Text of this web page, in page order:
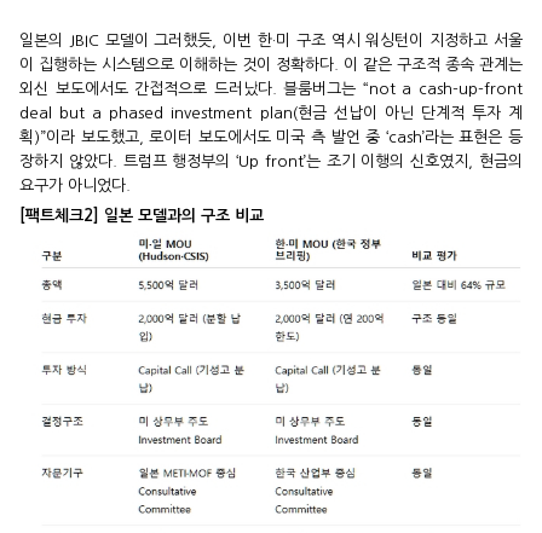
일본의 JBIC 모델이 그러했듯, 이번 한·미 구조 역시 워싱턴이 지정하고 서울
이 집행하는 시스템으로 이해하는 것이 정확하다. 이 같은 구조적 종속 관계는
외신 보도에서도 간접적으로 드러났다. 블룸버그는 “not a cash-up-front
deal but a phased investment plan(현금 선납이 아닌 단계적 투자 계
획)”이라 보도했고, 로이터 보도에서도 미국 측 발언 중 ‘cash’라는 표현은 등
장하지 않았다. 트럼프 행정부의 ‘Up front’는 조기 이행의 신호였지, 현금의
요구가 아니었다.
[팩트체크2] 일본 모델과의 구조 비교